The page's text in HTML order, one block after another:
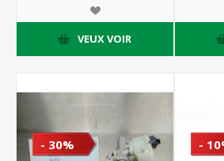
VEUX VOIR
- 30% -